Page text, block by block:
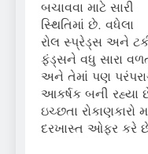
બચાવવા માટે સારી
સ્થિતિમાં છે. વધેલા
રોલ સ્પ્રેડ્સ અને
ફંડ્સને વધુ સારા
અને તેમાં પણ
આકર્ષક બની રહ્યા
ઇચ્છતા
દરખાસ્ત ઓફર કરે